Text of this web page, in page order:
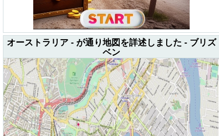
オーストラリア - が通り地図を詳述しました - ブリズ
ベン